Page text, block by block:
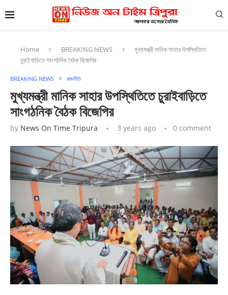
Home BREAKING NEWS
মুখ্যমন্ত্রী মানিক সাহার উপস্থিতিতে
চুরাইবাড়িতে সাংগঠনিক বৈঠক বিজেপির
BREAKING NEWS রাজনীতি
মুখ্যমন্ত্রী মানিক সাহার উপস্থিতিতে চুরাইবাড়িতে
সাংগঠনিক বৈঠক বিজেপির
by News On Time Tripura 3 years ago 0 comment